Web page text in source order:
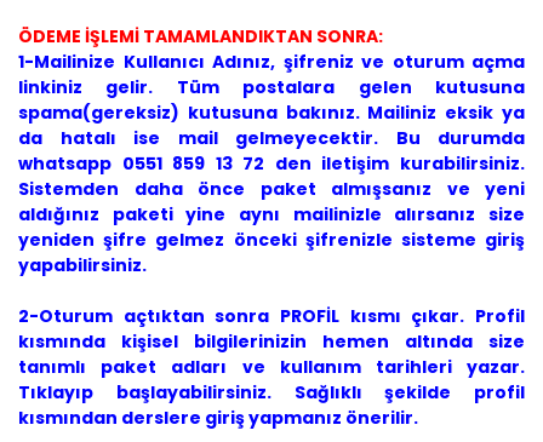
ÖDEME İŞLEMİ TAMAMLANDIKTAN SONRA:
1-Mailinize Kullanıcı Adınız, şifreniz ve oturum açma
linkiniz gelir. Tüm postalara gelen kutusuna
spama(gereksiz) kutusuna bakınız. Mailiniz eksik ya
da hatalı ise mail gelmeyecektir. Bu durumda
whatsapp 0551 859 13 72 den iletişim kurabilirsiniz.
Sistemden daha önce paket almışsanız ve yeni
aldığınız paketi yine aynı mailinizle alırsanız size
yeniden şifre gelmez önceki şifrenizle sisteme giriş
yapabilirsiniz.
2-Oturum açtıktan sonra PROFİL kısmı çıkar. Profil
kısmında kişisel bilgilerinizin hemen altında size
tanımlı paket adları ve kullanım tarihleri yazar.
Tıklayıp başlayabilirsiniz. Sağlıklı şekilde profil
kısmından derslere giriş yapmanız önerilir.